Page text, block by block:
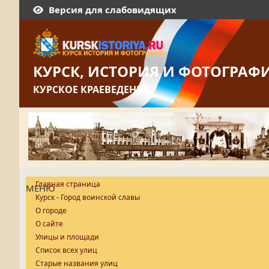
Версия для слабовидящих
КУРСК, ИСТОРИЯ И
КУРСКОЕ КРАЕВЕДЕНИЕ
МЕНЮ
Главная страница
Курск - Город воинской славы
О городе
О сайте
Улицы и площади
Список всех улиц
Старые названия улиц